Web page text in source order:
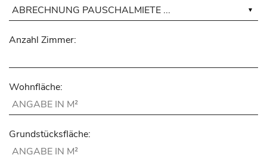
Anzahl Zimmer:
Wohnfläche:
Grundstücksfläche: